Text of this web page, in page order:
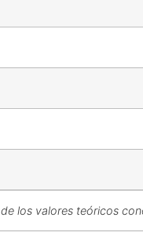
los valores teóricos